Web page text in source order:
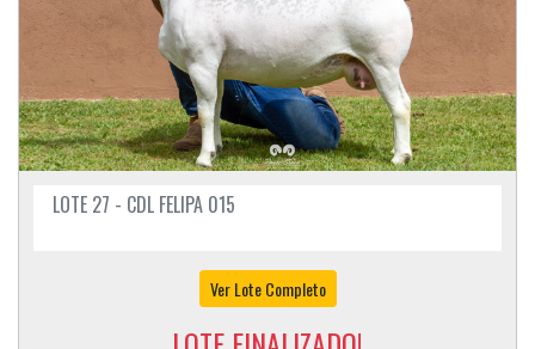
LOTE 27 - CDL FELIPA 015
Ver Lote Completo